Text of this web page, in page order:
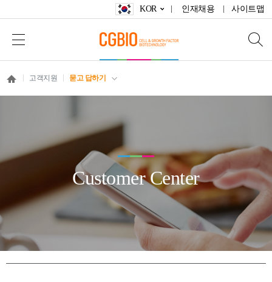
KOR 인재채용 사이트맵
고객지원 묻고 답하기
Customer Center